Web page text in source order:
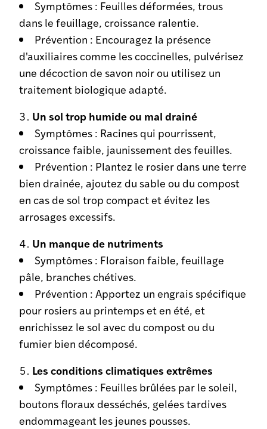
Symptômes : Feuilles déformées, trous
dans le feuillage, croissance ralentie.
Prévention : Encouragez la présence
d'auxiliaires comme les coccinelles, pulvérisez
une décoction de savon noir ou utilisez un
traitement biologique adapté.
Un sol trop humide ou mal drainé
Symptômes : Racines qui pourrissent,
croissance faible, jaunissement des feuilles.
Prévention : Plantez le rosier dans une terre
bien drainée, ajoutez du sable ou du compost
en cas de sol trop compact et évitez les
arrosages excessifs.
Un manque de nutriments
Symptômes : Floraison faible, feuillage
pâle, branches chétives.
Prévention : Apportez un engrais spécifique
pour rosiers au printemps et en été, et
enrichissez le sol avec du compost ou du
fumier bien décomposé.
Les conditions climatiques extrêmes
Symptômes : Feuilles brûlées par le soleil,
boutons floraux desséchés, gelées tardives
endommageant les jeunes pousses.